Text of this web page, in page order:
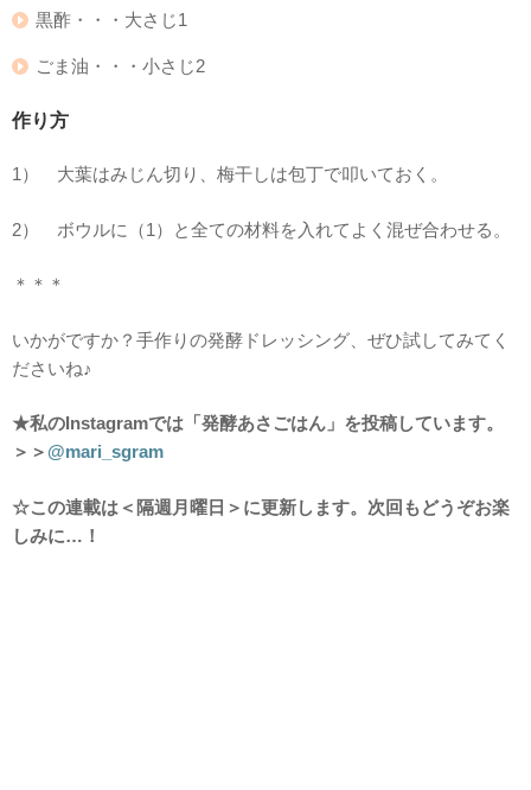
黒酢・・・大さじ1
ごま油・・・小さじ2
作り方
1） 大葉はみじん切り、梅干しは包丁で叩いておく。
2） ボウルに（1）と全ての材料を入れてよく混ぜ合わせる。
＊＊＊
いかがですか？手作りの発酵ドレッシング、ぜひ試してみてく
ださいね♪
★私のInstagramでは「発酵あさごはん」を投稿しています。
＞＞ @mari_sgram
☆この連載は＜隔週月曜日＞に更新します。次回もどうぞお楽
しみに…！